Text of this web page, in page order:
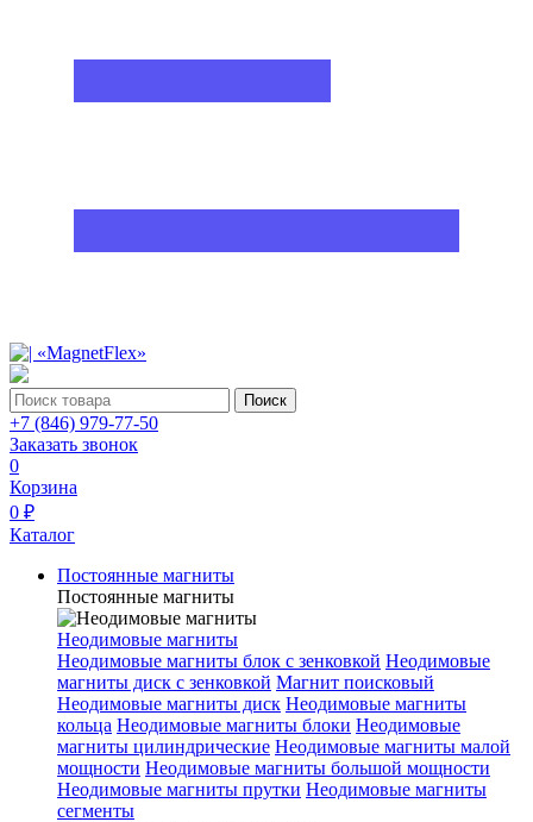
Поиск
+7 (846) 979-77-50
Заказать звонок
0
Корзина
0 ₽
Каталог
Постоянные магниты
Постоянные магниты
Неодимовые магниты
Неодимовые магниты блок с зенковкой Неодимовые
магниты диск с зенковкой Магнит поисковый
Неодимовые магниты диск Неодимовые магниты
кольца Неодимовые магниты блоки Неодимовые
магниты цилиндрические Неодимовые магниты малой
мощности Неодимовые магниты большой мощности
Неодимовые магниты прутки Неодимовые магниты
сегменты